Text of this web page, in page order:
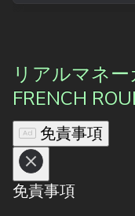
リアルマネ
FRENCH
免責事項
免責事項